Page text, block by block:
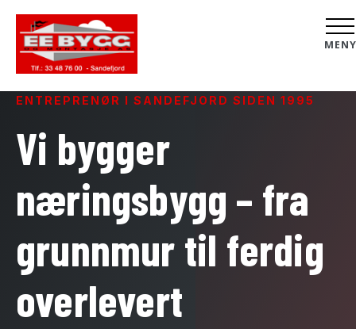
MENY
ENTREPRENØR I SANDEFJORD SIDEN 1995
Vi bygger
næringsbygg – fra
grunnmur til ferdig
overlevert